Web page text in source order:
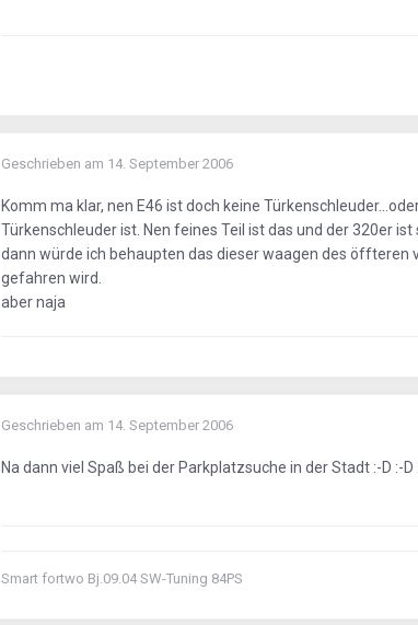
Geschrieben am 14. September 2006
Komm ma klar, nen E46 ist doch keine
Türkenschleuder ist. Nen feines Teil ist das und der 320er
dann würde ich behaupten das dieser waagen des
gefahren wird.
aber naja
Geschrieben am 14. September 2006
Na dann viel Spaß bei der Parkplatzsuche in der Stadt :-D :-D
Smart fortwo Bj.09.04 SW-Tuning 84PS